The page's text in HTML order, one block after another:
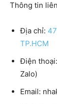
Thông tin
Địa chỉ:
TP.HCM
Điện thoại:
Zalo)
Email: